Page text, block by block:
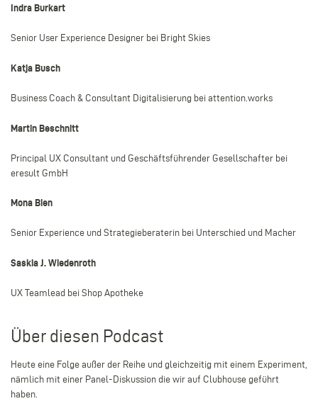
Indra Burkart
Senior User Experience Designer bei Bright Skies
Katja Busch
Business Coach & Consultant Digitalisierung bei attention.works
Martin Beschnitt
Principal UX Consultant und Geschäftsführender Gesellschafter bei
eresult GmbH
Mona Bien
Senior Experience und Strategieberaterin bei Unterschied und Macher
Saskia J. Wiedenroth
UX Teamlead bei Shop Apotheke
Über diesen Podcast
Heute eine Folge außer der Reihe und gleichzeitig mit einem Experiment,
nämlich mit einer Panel-Diskussion die wir auf Clubhouse geführt
haben.